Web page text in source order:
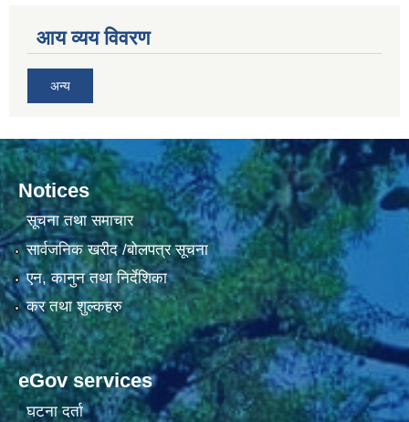
आय व्यय विवरण
अन्य
Notices
सूचना तथा समाचार
सार्वजनिक खरीद /बोलपत्र सूचना
एन, कानुन तथा निर्देशिका
कर तथा शुल्कहरु
eGov services
घटना दर्ता